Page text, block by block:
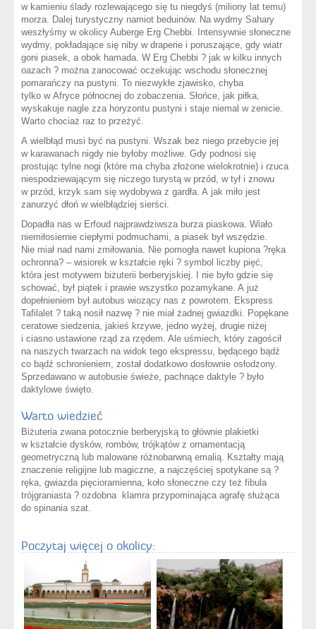
w kamieniu ślady rozlewającego się tu niegdyś (miliony lat temu)
morza. Dalej turystyczny namiot beduinów. Na wydmy Sahary
weszłyśmy w okolicy Auberge Erg Chebbi. Intensywnie słoneczne
wydmy, pokładające się niby w draperie i poruszające, gdy wiatr
goni piasek, a obok hamada. W Erg Chebbi ? jak w kilku innych
oazach ? można zanocować oczekując wschodu słonecznej
pomarańczy na pustyni. To niezwykłe zjawisko, chyba
tylko w Afryce północnej do zobaczenia. Słońce, jak piłka,
wyskakuje nagle zza horyzontu pustyni i staje niemal w zenicie.
Warto chociaż raz to przeżyć.
A wielbłąd musi być na pustyni. Wszak bez niego przebycie jej
w karawanach nigdy nie byłoby możliwe. Gdy podnosi się
prostując tylne nogi (które ma chyba złożone wielokrotnie) i rzuca
niespodziewającym się niczego turystą w przód, w tył i znowu
w przód, krzyk sam się wydobywa z gardła. A jak miło jest
zanurzyć dłoń w wielbłądziej sierści.
Dopadła nas w Erfoud najprawdziwsza burza piaskowa. Wiało
niemiłosiernie ciepłymi podmuchami, a piasek był wszędzie.
Nie miał nad nami zmiłowania. Nie pomogła nawet kupiona ?ręka
ochronna? – wisiorek w kształcie ręki ? symbol liczby pięć,
która jest motywem biżuterii berberyjskiej. I nie było gdzie się
schować, był piątek i prawie wszystko pozamykane. A już
dopełnieniem był autobus wiozący nas z powrotem. Ekspress
Tafilalet ? taką nosił nazwę ? nie miał żadnej gwiazdki. Popękane
ceratowe siedzenia, jakieś krzywe, jedno wyżej, drugie niżej
i ciasno ustawione rząd za rzędem. Ale uśmiech, który zagościł
na naszych twarzach na widok tego ekspressu, będącego bądź
co bądź schronieniem, został dodatkowo dosłownie osłodzony.
Sprzedawano w autobusie świeże, pachnące daktyle ? było
daktylowe święto.
Warto wiedzieć
Biżuteria zwana potocznie berberyjską to głównie plakietki
w kształcie dysków, rombów, trójkątów z ornamentacją
geometryczną lub malowane różnobarwną emalią. Kształty mają
znaczenie religijne lub magiczne, a najczęściej spotykane są ?
ręka, gwiazda pięcioramienna, koło słoneczne czy też fibula
trójgraniasta ? ozdobna klamra przypominająca agrafę służąca
do spinania szat.
Poczytaj więcej o okolicy: